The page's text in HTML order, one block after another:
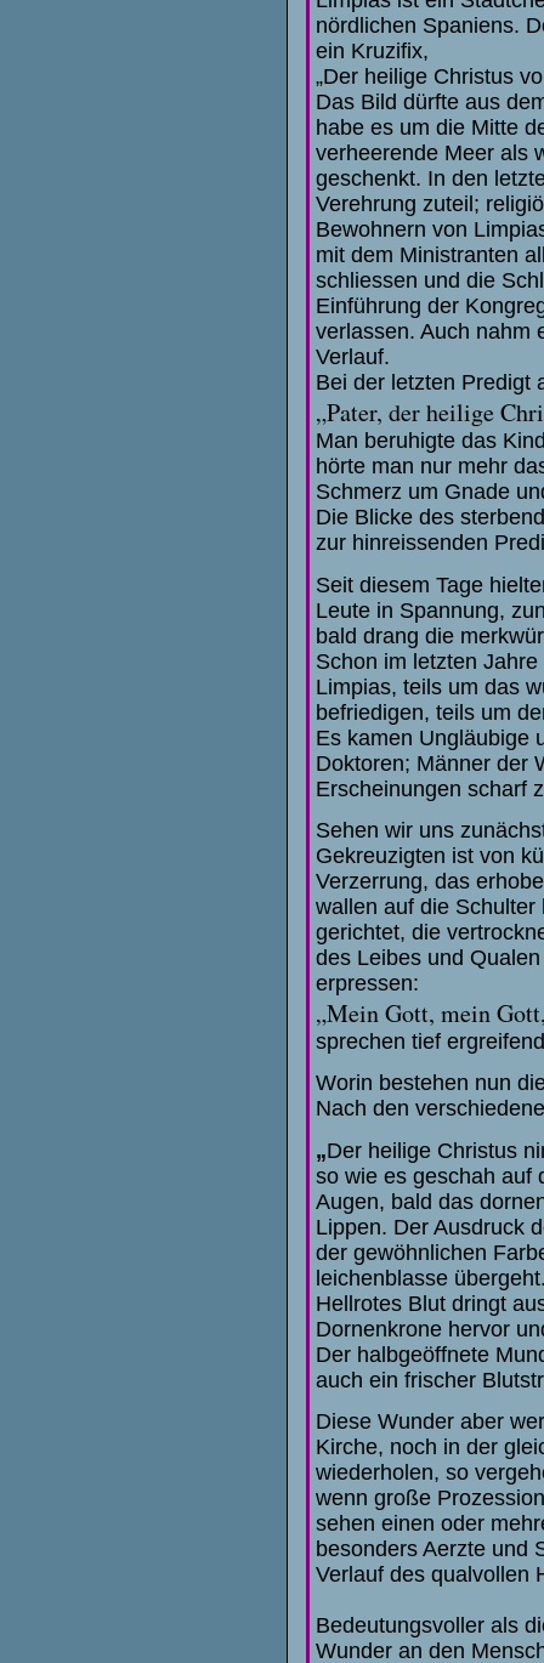
nördlichen Spaniens.
ein Kruzifix,
„Der heilige Christus
Das Bild dürfte aus
habe es um die Mitte
verheerende Meer als
geschenkt. In den
Verehrung zuteil;
Bewohnern von
mit dem Ministranten
schliessen und die
Einführung der
verlassen. Auch nahm
Verlauf.
Bei der letzten Predigt
„Pater, der heilige
Man beruhigte das
hörte man nur mehr
Schmerz um Gnade
Die Blicke des
zur hinreissenden
Seit diesem Tage
Leute in Spannung,
bald drang die
Schon im letzten Jahre
Limpias, teils um das
befriedigen, teils um
Es kamen Ungläubige
Doktoren; Männer der
Erscheinungen scharf
Sehen wir uns
Gekreuzigten ist von
Verzerrung, das
wallen auf die
gerichtet, die
des Leibes und
erpressen:
„Mein Gott, mein
sprechen tief
Worin bestehen nun
Nach den
„Der heilige Christus
so wie es geschah auf
Augen, bald das
Lippen. Der Ausdruck
der gewöhnlichen
leichenblasse
Hellrotes Blut dringt
Dornenkrone hervor
Der halbgeöffnete
auch ein frischer
Diese Wunder aber
Kirche, noch in der
wiederholen, so
wenn große
sehen einen oder
besonders Aerzte und
Verlauf des qualvollen
Bedeutungsvoller als
Wunder an den